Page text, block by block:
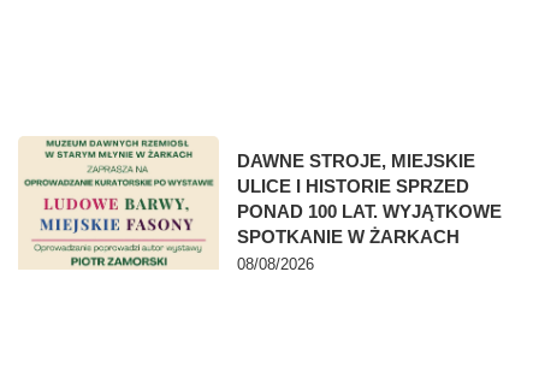
DAWNE STROJE, MIEJSKIE
ULICE I HISTORIE SPRZED
PONAD 100 LAT. WYJĄTKOWE
SPOTKANIE W ŻARKACH
08/08/2026